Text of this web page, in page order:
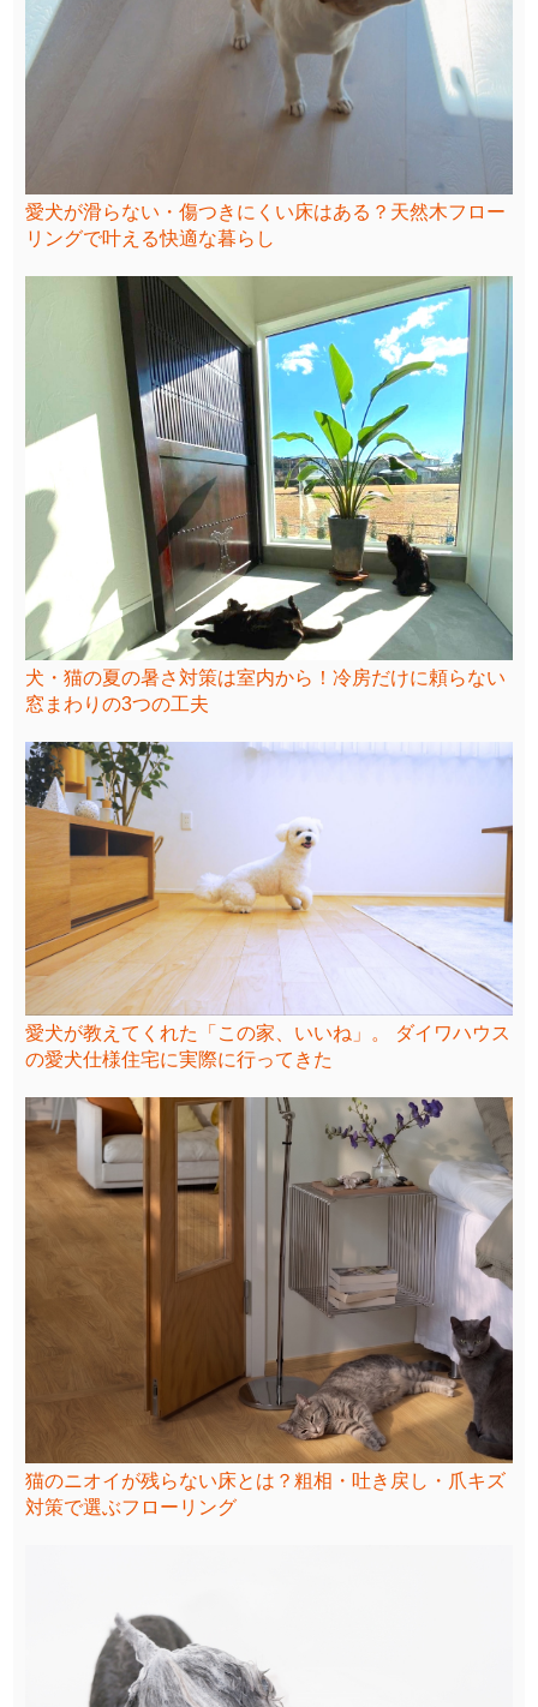
愛犬が滑らない・傷つきにくい床はある？天然木フロー
リングで叶える快適な暮らし
犬・猫の夏の暑さ対策は室内から！冷房だけに頼らない
窓まわりの3つの工夫
愛犬が教えてくれた「この家、いいね」。 ダイワハウス
の愛犬仕様住宅に実際に行ってきた
猫のニオイが残らない床とは？粗相・吐き戻し・爪キズ
対策で選ぶフローリング